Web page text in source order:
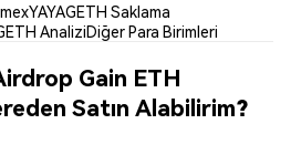
YAYAGETH Saklama
AnaliziDiğer Para Birimleri
Gain ETH
Satın Alabilirim?